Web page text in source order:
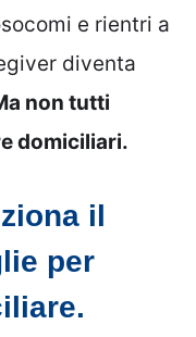
e rientri a
diventa
non tutti
domiciliari.
il
per